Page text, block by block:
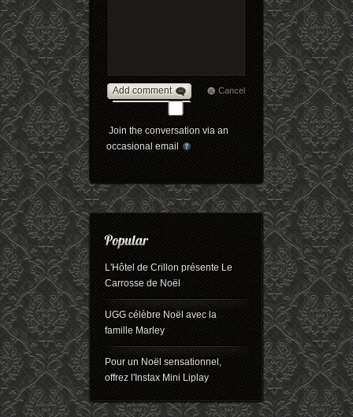
Add comment Cancel
Join the conversation via an
occasional email
L'Hôtel de Crillon présente Le
Carrosse de Noël
UGG célèbre Noël avec la
famille Marley
Pour un Noël sensationnel,
offrez l'Instax Mini Liplay